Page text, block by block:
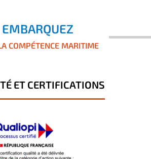
EMBARQUEZ
COMPÉTENCE MARITIME
ET CERTIFICATIONS